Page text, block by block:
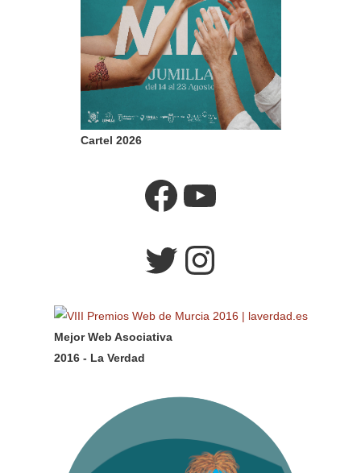
Cartel 2026
Mejor Web Asociativa
2016 - La Verdad